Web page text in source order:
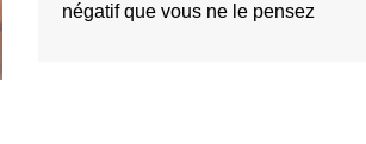
négatif que vous ne le pensez